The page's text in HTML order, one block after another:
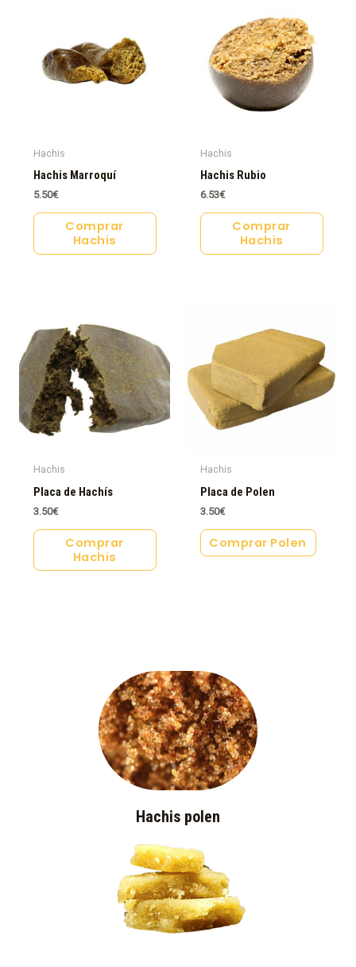
Hachis
Hachis Marroquí
5.50€
Comprar
Hachis
Hachis
Hachis Rubio
6.53€
Comprar
Hachis
Hachis
Placa de Hachís
3.50€
Comprar
Hachis
Hachis
Placa de Polen
3.50€
Comprar Polen
Hachis polen